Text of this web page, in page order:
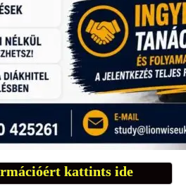
kattints ide